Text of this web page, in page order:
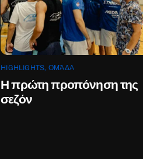
HIGHLIGHTS, ΟΜΆΔΑ
Η πρώτη προπόνηση της
σεζόν